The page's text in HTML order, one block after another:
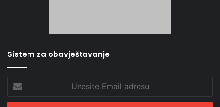
Sistem za obavještavanje
Email
adresu